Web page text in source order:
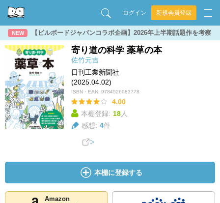
ログイン 新規会員登録
NEW 【ビルボードジャパンコラボ企画】2026年上半期話題作を考察
寄り道の科学 薬草の本
佐竹元吉
日刊工業新聞社
(2025.04.02)
ISBN・EAN: 9784526083778
4.00
本棚登録: 18人
感想: 4件
本棚に登録する
Amazon